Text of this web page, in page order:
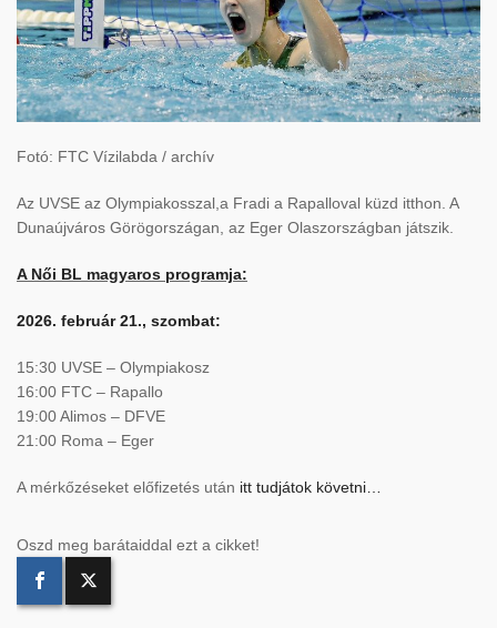
Fotó: FTC Vízilabda / archív
Az UVSE az Olympiakosszal,a Fradi a Rapalloval küzd itthon. A
Dunaújváros Görögországan, az Eger Olaszországban játszik.
A Női BL magyaros programja:
2026. február 21., szombat:
15:30 UVSE – Olympiakosz
16:00 FTC – Rapallo
19:00 Alimos – DFVE
21:00 Roma – Eger
A mérkőzéseket előfizetés után itt tudjátok követni…
Oszd meg barátaiddal ezt a cikket!